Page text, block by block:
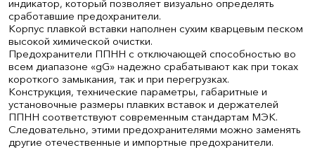
индикатор, который позволяет визуально определять
сработавшие предохранители.
Корпус плавкой вставки наполнен сухим кварцевым песком
высокой химической очистки.
Предохранители ППНН с отключающей способностью во
всем диапазоне «gG» надежно срабатывают как при токах
короткого замыкания, так и при перегрузках.
Конструкция, технические параметры, габаритные и
установочные размеры плавких вставок и держателей
ППНН соответствуют современным стандартам МЭК.
Следовательно, этими предохранителями можно заменять
другие отечественные и импортные предохранители.